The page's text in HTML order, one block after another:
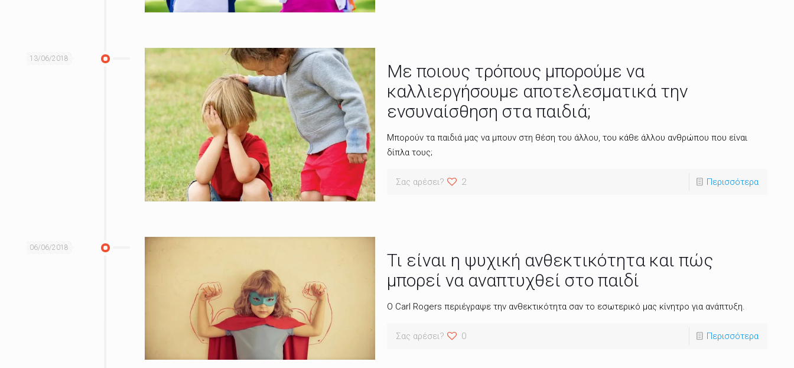
13/06/2018
Με ποιους τρόπους μπορούμε να
καλλιεργήσουμε αποτελεσματικά την
ενσυναίσθηση στα παιδιά;
Μπορούν τα παιδιά μας να μπουν στη θέση του άλλου, του κάθε άλλου ανθρώπου που είναι
δίπλα τους;
Σας αρέσει? 2 Περισσότερα
06/06/2018
Τι είναι η ψυχική ανθεκτικότητα και πώς
μπορεί να αναπτυχθεί στο παιδί
O Carl Rogers περιέγραψε την ανθεκτικότητα σαν το εσωτερικό μας κίνητρο για ανάπτυξη.
Σας αρέσει? 0 Περισσότερα